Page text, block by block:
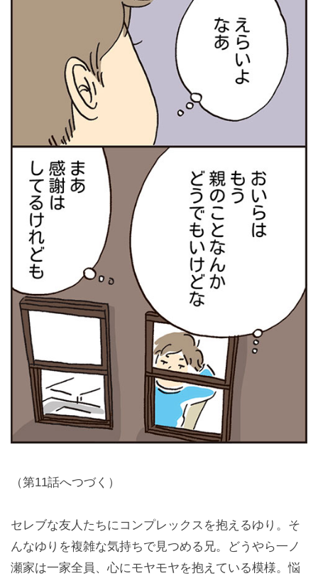
（第11話へつづく）
セレブな友人たちにコンプレックスを抱えるゆり。そ
んなゆりを複雑な気持ちで見つめる兄。どうやら一ノ
瀬家は一家全員、心にモヤモヤを抱えている模様。悩